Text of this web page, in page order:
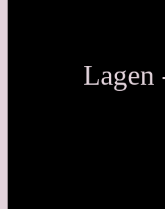
Lagen